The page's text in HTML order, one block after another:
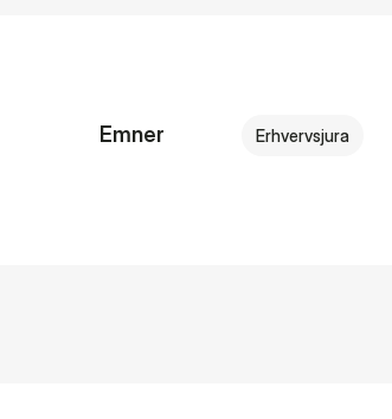
Emner Erhvervsjura